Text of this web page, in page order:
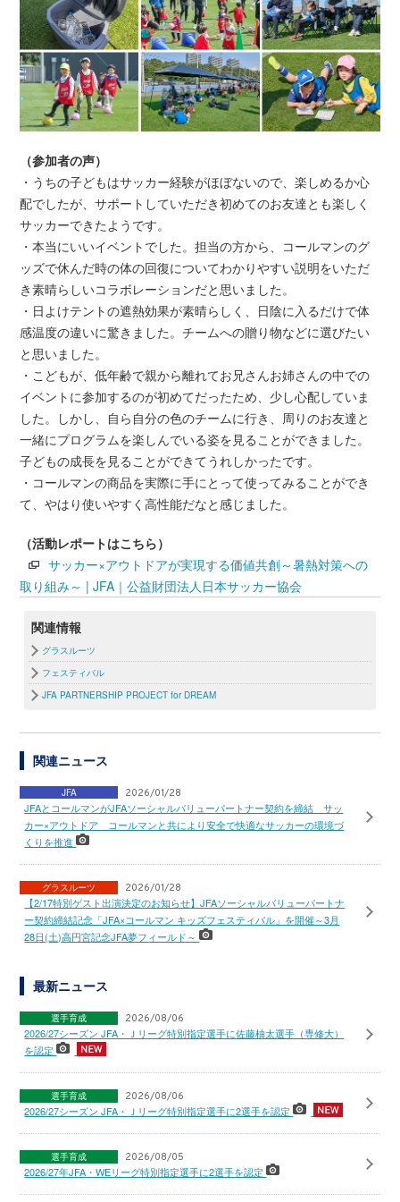
（参加者の声）
・うちの子どもはサッカー経験がほぼないので、楽しめるか心
配でしたが、サポートしていただき初めてのお友達とも楽しく
サッカーできたようです。
・本当にいいイベントでした。担当の方から、コールマンのグ
ッズで休んだ時の体の回復についてわかりやすい説明をいただ
き素晴らしいコラボレーションだと思いました。
・日よけテントの遮熱効果が素晴らしく、日陰に入るだけで体
感温度の違いに驚きました。チームへの贈り物などに選びたい
と思いました。
・こどもが、低年齢で親から離れてお兄さんお姉さんの中での
イベントに参加するのが初めてだったため、少し心配していま
した。しかし、自ら自分の色のチームに行き、周りのお友達と
一緒にプログラムを楽しんでいる姿を見ることができました。
子どもの成長を見ることができてうれしかったです。
・コールマンの商品を実際に手にとって使ってみることができ
て、やはり使いやすく高性能だなと感じました。
（活動レポートはこちら）
サッカー×アウトドアが実現する価値共創～暑熱対策への
取り組み～ | JFA｜公益財団法人日本サッカー協会
関連情報
グラスルーツ
フェスティバル
JFA PARTNERSHIP PROJECT for DREAM
関連ニュース
JFA 2026/01/28
JFAとコールマンがJFAソーシャルバリューパートナー契約を締結 サッ
カー×アウトドア コールマンと共により安全で快適なサッカーの環境づ
くりを推進
グラスルーツ 2026/01/28
【2/17特別ゲスト出演決定のお知らせ】JFAソーシャルバリューパートナ
ー契約締結記念「JFA×コールマン キッズフェスティバル」を開催～3月
28日(土)高円宮記念JFA夢フィールド～
最新ニュース
選手育成 2026/08/06
2026/27シーズン JFA・Ｊリーグ特別指定選手に佐藤柚太選手（専修大）
を認定
選手育成 2026/08/06
2026/27シーズン JFA・Ｊリーグ特別指定選手に2選手を認定
選手育成 2026/08/05
2026/27年JFA・WEリーグ特別指定選手に2選手を認定